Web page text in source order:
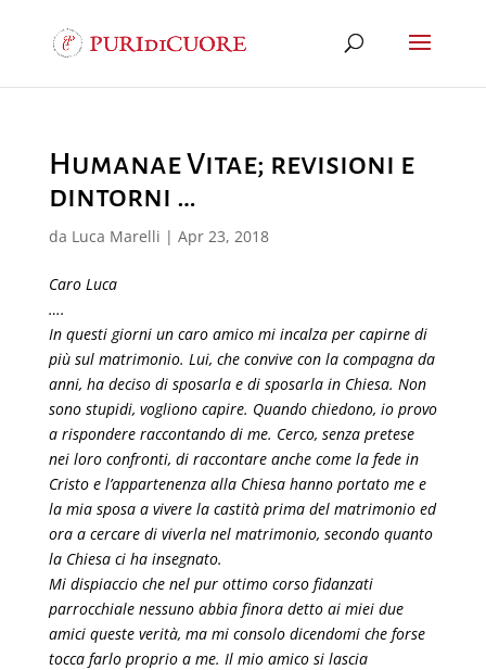
Humanae Vitae; revisioni e
dintorni …
da Luca Marelli | Apr 23, 2018
Caro Luca
….
In questi giorni un caro amico mi incalza per capirne di
più sul matrimonio. Lui, che convive con la compagna da
anni, ha deciso di sposarla e di sposarla in Chiesa. Non
sono stupidi, vogliono capire. Quando chiedono, io provo
a rispondere raccontando di me. Cerco, senza pretese
nei loro confronti, di raccontare anche come la fede in
Cristo e l’appartenenza alla Chiesa hanno portato me e
la mia sposa a vivere la castità prima del matrimonio ed
ora a cercare di viverla nel matrimonio, secondo quanto
la Chiesa ci ha insegnato.
Mi dispiaccio che nel pur ottimo corso fidanzati
parrocchiale nessuno abbia finora detto ai miei due
amici queste verità, ma mi consolo dicendomi che forse
tocca farlo proprio a me. Il mio amico si lascia